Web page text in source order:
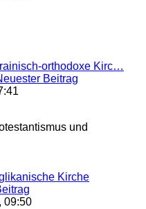
orthodoxe Kirc…
Beitrag
und
Kirche
09:50